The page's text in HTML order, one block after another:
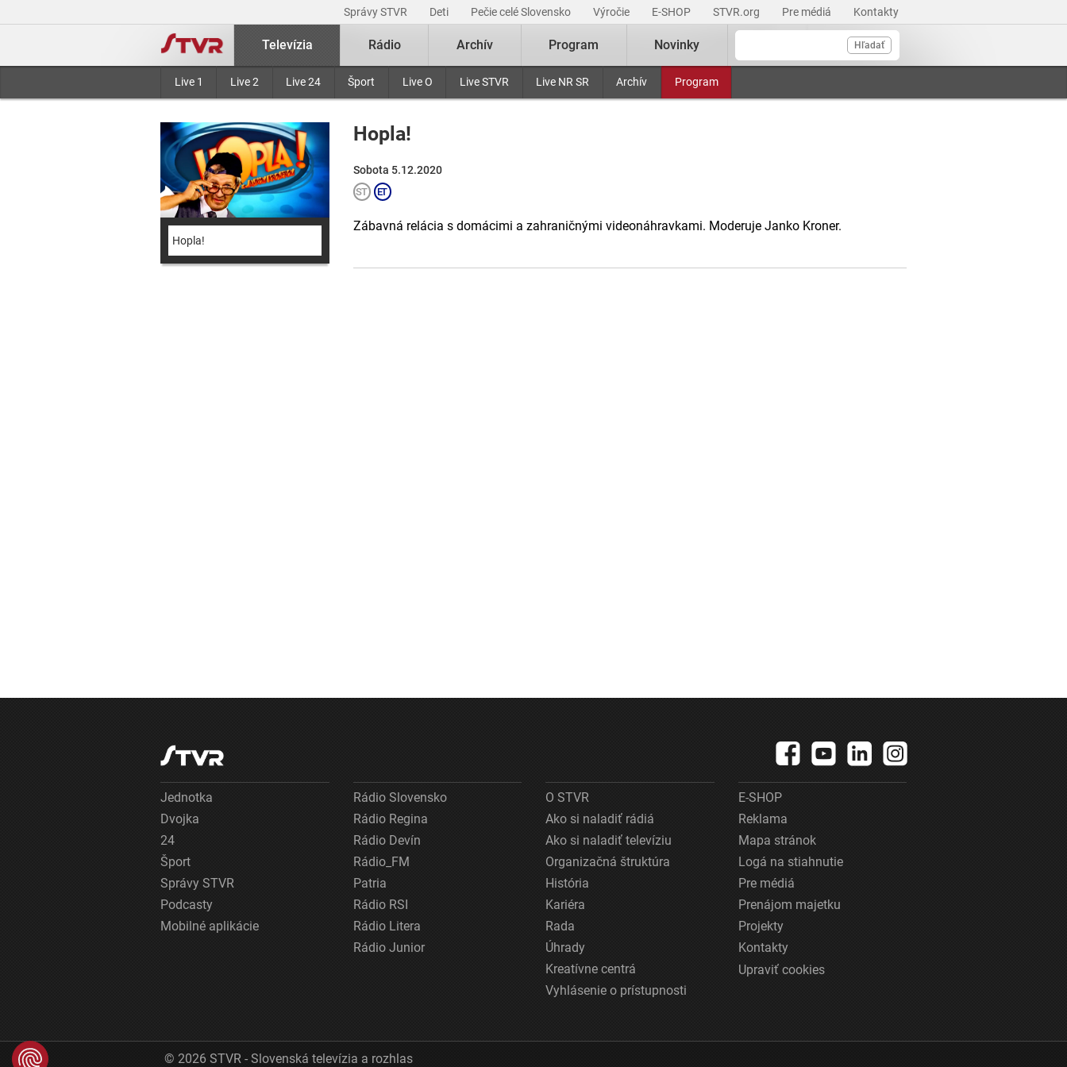
Správy STVR Deti Pečie celé Slovensko Výročie E-SHOP STVR.org Pre médiá Kontakty
Hľadať
Televízia
Live 1 Live 2 Live 24 Šport Live O Live STVR Live NR SR Archív Program
Rádio Archív Program Novinky
Hopla!
Hopla!
Sobota 5.12.2020
Zábavná relácia s domácimi a zahraničnými videonáhravkami. Moderuje Janko Kroner.
Jednotka
Dvojka
24
Šport
Správy STVR
Podcasty
Mobilné aplikácie
Rádio Slovensko
Rádio Regina
Rádio Devín
Rádio_FM
Patria
Rádio RSI
Rádio Litera
Rádio Junior
O STVR
Ako si naladiť rádiá
Ako si naladiť televíziu
Organizačná štruktúra
História
Kariéra
Rada
Úhrady
Kreatívne centrá
Vyhlásenie o prístupnosti
E-SHOP
Reklama
Mapa stránok
Logá na stiahnutie
Pre médiá
Prenájom majetku
Projekty
Kontakty
Upraviť cookies
© 2026 STVR - Slovenská televízia a rozhlas